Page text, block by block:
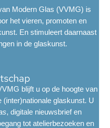
Modern Glas (VVMG) is
het vieren, promoten en
En stimuleert daarnaast
in de glaskunst.
blijft u op de hoogte van
(inter)nationale glaskunst. U
, digitale nieuwsbrief en
tot atelierbezoeken en